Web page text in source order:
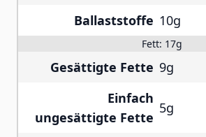
Ballaststoffe 10g
Fett: 17g
Gesättigte Fette 9g
Einfach
ungesättigte Fette
5g